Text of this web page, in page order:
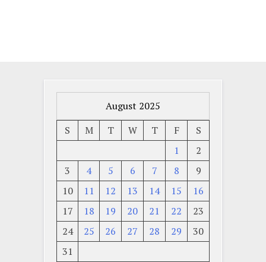
August 2025
S
M T W T F
S
1
2
3
4 5 6 7 8
9
10
11 12 13 14 15
16
17
18 19 20 21 22
23
24
25 26 27 28 29
30
31